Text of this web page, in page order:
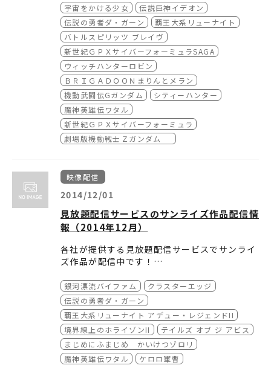
革命機ヴァルヴレイヴ 1st SEASON
革命機ヴァルヴレイヴ 2nd SEASON
ガンダム Gのレコンギスタ
ガンダムビルドファイターズ
機動戦士ガンダム 逆襲のシャア
機動戦士Ζガンダム0083 STARDUST MEMORY
機動戦士Ζガンダム -星を継ぐ者-
機動戦士ΖガンダムII -恋人たち-
機動戦士ΖガンダムIII -星の鼓動は愛-
機動戦士Vガンダム
∀ガンダム
銀河漂流バイファム(※)
宇宙をかける少女
伝説巨神イデオン
伝説の勇者ダ・ガーン(※)
覇王大系リューナイト アデュー・レジェンド
バトルスピリッツ ブレイヴ
新世紀GPXサイバーフォーミュラSAGA
(※)印の作品は2月28日配信終了
ガンダム Gのレコンギスタ
機動戦士ガンダム 逆襲のシャア
機動戦士Ζガンダム -星を継ぐ者-
機動戦士ΖガンダムII -恋人たち-
機動戦士ΖガンダムIII -星の鼓動は愛-
トライブクルクル
◆ auビデオパス
http://www.videopass.j
p/
◆ J:COMオンデマンド メガパック
ww.jcom.co.jp/service/tv/ondemand/meg
apack.html
【2月1日からの配信作品】[New!]
ウィッチハンターロビン
BRIGADOON まりんとメラン
まじめにふまじめかいけつゾロリ ゼッコーチ
ョー編
アイカツ！
機動武闘伝Gガンダム(※)
クロスアンジュ 天使と竜の輪舞
シティーハンター(※)
バディ・コンプレックス 完結編
ファイ・ブレイン ～神のパズル 宿敵！レイツ
◆auアニメパス
e.jp/
【2月5日配信開始】
【配信中作品】
TIGER & BUNNY
【配信中作品】
アイカツ！
ガンダムビルドファイターズ
機動戦士ガンダムSEED HDリマスター※HD配
信
ケロロ軍曹 1stシーズン
TIGER & BUNNY
◆ バンダイチャンネル アニメ特撮見放題
p://www.b-ch.com/contents/feat_month
宇宙をかける少女
伝説巨神イデオン
伝説の勇者ダ・ガーン
覇王大系リューナイト
バトルスピリッツ ブレイヴ
新世紀ＧＰＸサイバーフォーミュラSAGA
ウィッチハンターロビン
ＢＲＩＧＡＤＯＯＮまりんとメラン
機動武闘伝Gガンダム
シティーハンター
魔神英雄伝ワタル
新世紀ＧＰＸサイバーフォーミュラ
劇場版機動戦士Ｚガンダム
映像配信
2014/12/01
見放題配信サービスのサンライズ作品配信情
報（2014年12月）
各社が提供する見放題配信サービスでサンライ
ズ作品が配信中です！
※入会方法等は各サービスサイトをご覧くださ
い。
配信情報（2014年12月）
◆ dアニメストアhttps://anime.dmkt-sp.
jp/
【12月1日からの配信作品】
銀河漂流バイファム
クラスターエッジ
TIGER & BUNNY
伝説の勇者ダ・ガーン
覇王大系リューナイト アデュー・レジェンド
【12月31日配信終了】
劇場版 機動戦士ガンダム
劇場版 機動戦士ガンダムII 哀・戦士編
銀河漂流バイファム
クラスターエッジ
伝説の勇者ダ・ガーン
覇王大系リューナイト アデュー・レジェンドII
境界線上のホライゾンII
テイルズ オブ ジ アビス
まじめにふまじめ かいけつゾロリ
魔神英雄伝ワタル
ケロロ軍曹